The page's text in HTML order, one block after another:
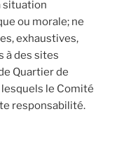
situation
ou morale; ne
exhaustives,
à des sites
Quartier de
lesquels le Comité
responsabilité.